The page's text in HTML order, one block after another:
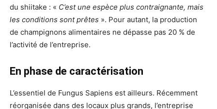
du shiitake : « C’est une espèce plus contraignante, mais
les conditions sont prêtes ». Pour autant, la production
de champignons alimentaires ne dépasse pas 20 % de
l’activité de l’entreprise.
En phase de caractérisation
L’essentiel de Fungus Sapiens est ailleurs. Récemment
réorganisée dans des locaux plus grands, l’entreprise